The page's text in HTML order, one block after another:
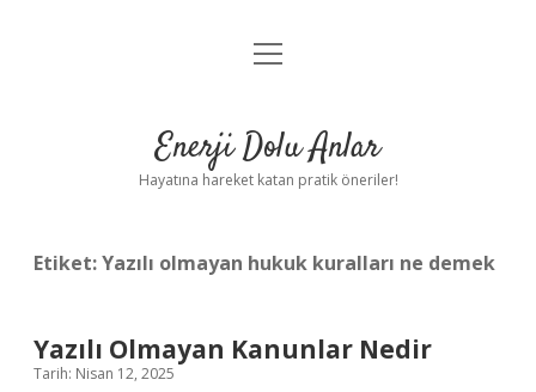
Anasayfa
Yasal Uyarı
menüyü
Enerji Dolu Anlar
Hayatına hareket katan pratik öneriler!
Etiket:Yazılı olmayan hukuk kuralları ne demek
Yazılı Olmayan Kanunlar Nedir
Tarih: Nisan 12, 2025